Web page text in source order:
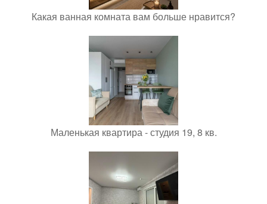
Какая ванная комната вам больше нравится?
Маленькая квартира - студия 19, 8 кв.